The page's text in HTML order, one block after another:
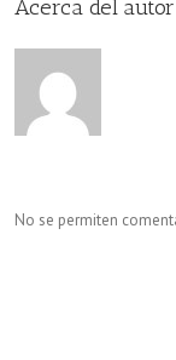
Acerca del
No se permiten